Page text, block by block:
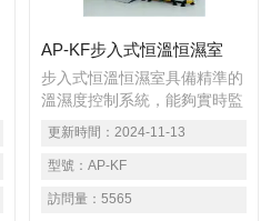
AP-KF步入式恒溫恒濕室
步入式恒溫恒濕室具備精準的
溫濕度控制系統，能夠實時監
測和調節室內溫濕度，保持恒
定狀態。采用高清觸摸屏，觸
摸式操作，使顯示更直觀，操
作更簡單。
更新時間： 2024-11-13
型號： AP-KF
訪問量： 5565